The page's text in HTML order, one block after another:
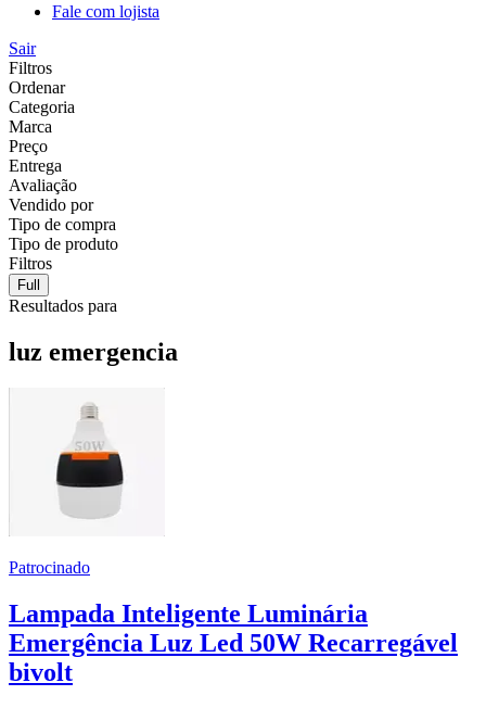
Fale com lojista
Sair
Filtros
Ordenar
Categoria
Marca
Preço
Entrega
Avaliação
Vendido por
Tipo de compra
Tipo de produto
Filtros
Full
Resultados para
luz emergencia
Patrocinado
Lampada Inteligente Luminária
Emergência Luz Led 50W Recarregável
bivolt